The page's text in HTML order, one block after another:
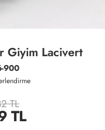
Giyim Lacivert
900
TL
TL